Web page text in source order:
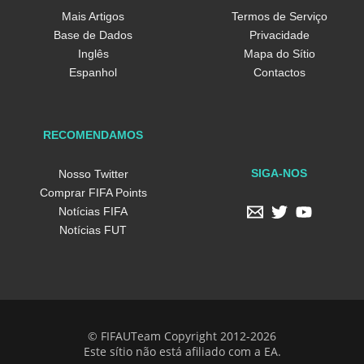
Mais Artigos
Base de Dados
Inglês
Espanhol
Termos de Serviço
Privacidade
Mapa do Sítio
Contactos
RECOMENDAMOS
Nosso Twitter
Comprar FIFA Points
Notícias FIFA
Notícias FUT
SIGA-NOS
© FIFAUTeam Copyright 2012-2026
Este sítio não está afiliado com a EA.